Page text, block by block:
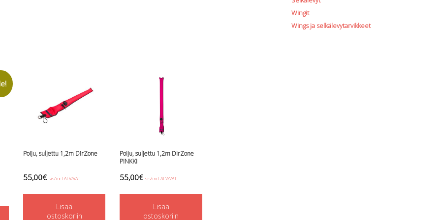
Poiju, suljettu 1,2m DirZone
55,00€ sis/incl ALV/VAT
Lisää
ostoskoriin
Poiju, suljettu 1,2m DirZone
PINKKI
55,00€ sis/incl ALV/VAT
Lisää
ostoskoriin
Wingit
Wings ja selkälevytarvikkeet